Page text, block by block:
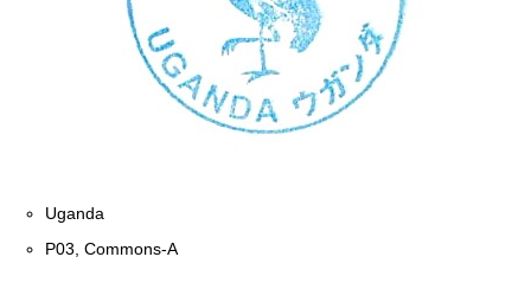
Uganda
P03, Commons-A